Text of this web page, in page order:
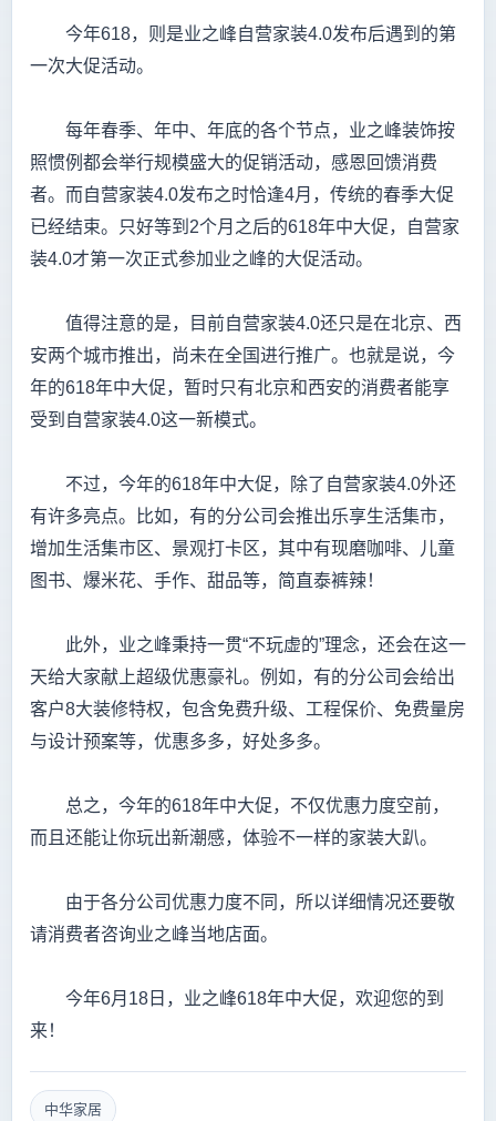
今年618，则是业之峰自营家装4.0发布后遇到的第
一次大促活动。
每年春季、年中、年底的各个节点，业之峰装饰按
照惯例都会举行规模盛大的促销活动，感恩回馈消费
者。而自营家装4.0发布之时恰逢4月，传统的春季大促
已经结束。只好等到2个月之后的618年中大促，自营家
装4.0才第一次正式参加业之峰的大促活动。
值得注意的是，目前自营家装4.0还只是在北京、西
安两个城市推出，尚未在全国进行推广。也就是说，今
年的618年中大促，暂时只有北京和西安的消费者能享
受到自营家装4.0这一新模式。
不过，今年的618年中大促，除了自营家装4.0外还
有许多亮点。比如，有的分公司会推出乐享生活集市，
增加生活集市区、景观打卡区，其中有现磨咖啡、儿童
图书、爆米花、手作、甜品等，简直泰裤辣！
此外，业之峰秉持一贯“不玩虚的”理念，还会在这一
天给大家献上超级优惠豪礼。例如，有的分公司会给出
客户8大装修特权，包含免费升级、工程保价、免费量房
与设计预案等，优惠多多，好处多多。
总之，今年的618年中大促，不仅优惠力度空前，
而且还能让你玩出新潮感，体验不一样的家装大趴。
由于各分公司优惠力度不同，所以详细情况还要敬
请消费者咨询业之峰当地店面。
今年6月18日，业之峰618年中大促，欢迎您的到
来！
中华家居